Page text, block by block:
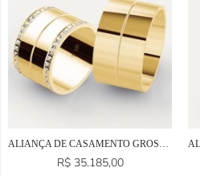
ALIANÇA DE CASAMENTO GROSSA EM OURO 18K
R$35.185,00